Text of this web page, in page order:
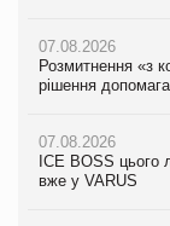
07.08.2026
Розмитнення «з
рішення
07.08.2026
ICE BOSS цього
вже у VARUS
07.08.2026
Розмитнення «з
рішення
07.08.2026
ICE BOSS цього
вже у VARUS
07.08.2026
Kraft Heinz
Продажі Hugo